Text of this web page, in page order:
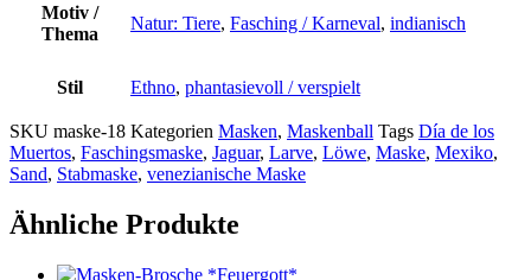
Motiv /
Thema
Natur: Tiere, Fasching / Karneval, indianisch
Stil Ethno, phantasievoll / verspielt
SKU maske-18 Kategorien Masken, Maskenball Tags Día de los
Muertos, Faschingsmaske, Jaguar, Larve, Löwe, Maske, Mexiko,
Sand, Stabmaske, venezianische Maske
Ähnliche Produkte